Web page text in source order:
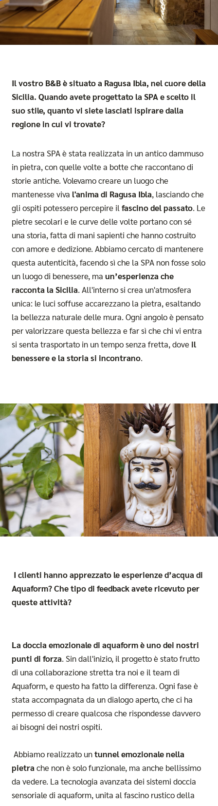
Il vostro B&B è situato a Ragusa Ibla, nel cuore della
Sicilia. Quando avete progettato la SPA e scelto il
suo stile, quanto vi siete lasciati ispirare dalla
regione in cui vi trovate?
La nostra SPA è stata realizzata in un antico dammuso
in pietra, con quelle volte a botte che raccontano di
storie antiche. Volevamo creare un luogo che
mantenesse viva l'anima di Ragusa Ibla, lasciando che
gli ospiti potessero percepire il fascino del passato. Le
pietre secolari e le curve delle volte portano con sé
una storia, fatta di mani sapienti che hanno costruito
con amore e dedizione. Abbiamo cercato di mantenere
questa autenticità, facendo sì che la SPA non fosse solo
un luogo di benessere, ma un’esperienza che
racconta la Sicilia. All'interno si crea un'atmosfera
unica: le luci soffuse accarezzano la pietra, esaltando
la bellezza naturale delle mura. Ogni angolo è pensato
per valorizzare questa bellezza e far sì che chi vi entra
si senta trasportato in un tempo senza fretta, dove il
benessere e la storia si incontrano.
I clienti hanno apprezzato le esperienze d’acqua di
Aquaform? Che tipo di feedback avete ricevuto per
queste attività?
La doccia emozionale di aquaform è uno dei nostri
punti di forza. Sin dall'inizio, il progetto è stato frutto
di una collaborazione stretta tra noi e il team di
Aquaform, e questo ha fatto la differenza. Ogni fase è
stata accompagnata da un dialogo aperto, che ci ha
permesso di creare qualcosa che rispondesse davvero
ai bisogni dei nostri ospiti.
Abbiamo realizzato untunnel emozionale nella
pietra che non è solo funzionale, ma anche bellissimo
da vedere. La tecnologia avanzata dei sistemi doccia
sensoriale di aquaform, unita al fascino rustico della